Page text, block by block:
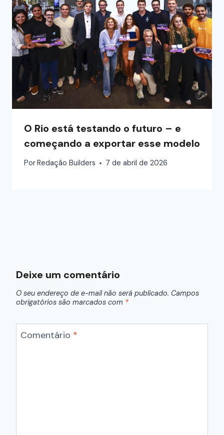
O Rio está testando o futuro – e
começando a exportar esse modelo
Por Redação Builders 7 de abril de 2026
Deixe um comentário
O seu endereço de e-mail não será publicado. Campos
obrigatórios são marcados com *
Comentário *